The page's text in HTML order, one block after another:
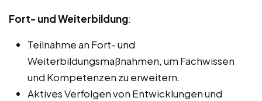
Fort- und Weiterbildung:
Teilnahme an Fort- und
Weiterbildungsmaßnahmen, um Fachwissen
und Kompetenzen zu erweitern.
Aktives Verfolgen von Entwicklungen und